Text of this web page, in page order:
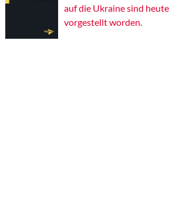
auf die Ukraine sind heute
vorgestellt worden.